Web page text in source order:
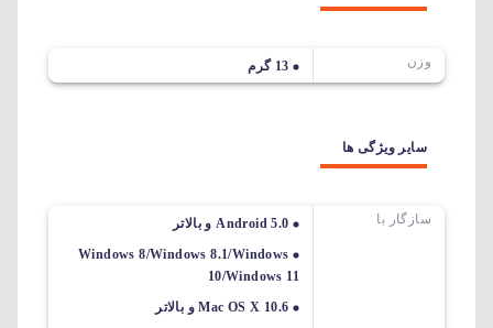
وزن 13 گرم
سایر ویژگی ها
سازگار با
Android 5.0 و بالاتر
Windows 8/Windows 8.1/Windows
10/Windows 11
Mac OS X 10.6 و بالاتر